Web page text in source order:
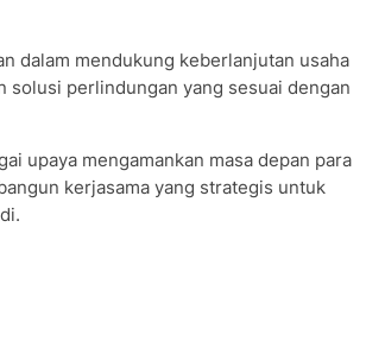
dalam mendukung keberlanjutan usaha
solusi perlindungan yang sesuai dengan
upaya mengamankan masa depan para
kerjasama yang strategis untuk